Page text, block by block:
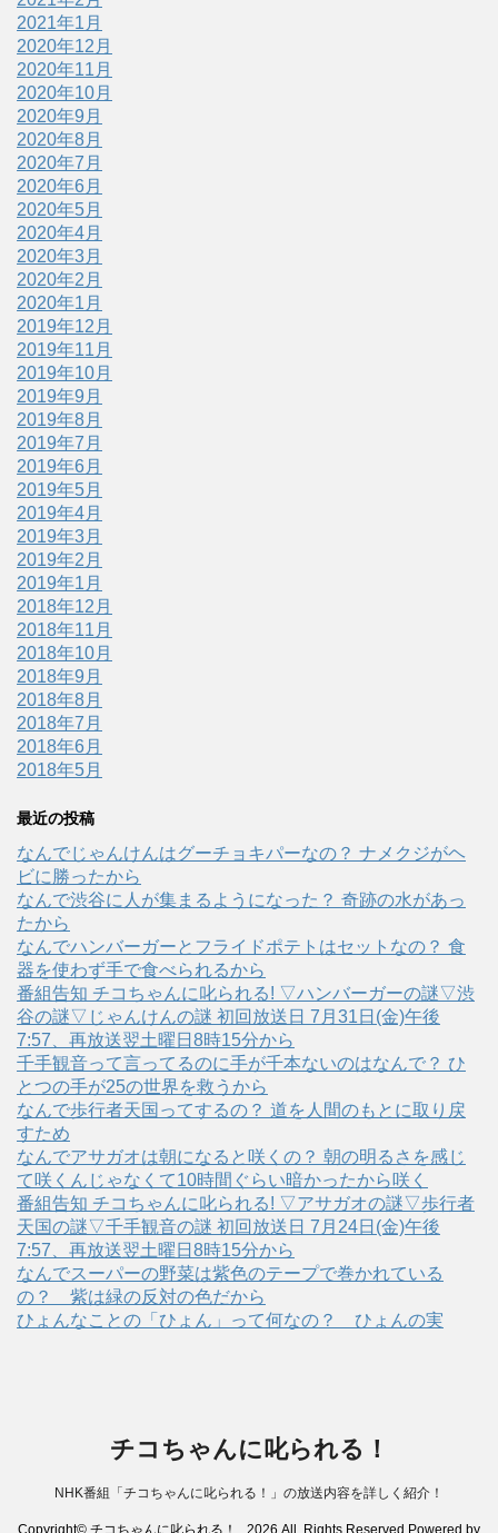
2021年1月
2020年12月
2020年11月
2020年10月
2020年9月
2020年8月
2020年7月
2020年6月
2020年5月
2020年4月
2020年3月
2020年2月
2020年1月
2019年12月
2019年11月
2019年10月
2019年9月
2019年8月
2019年7月
2019年6月
2019年5月
2019年4月
2019年3月
2019年2月
2019年1月
2018年12月
2018年11月
2018年10月
2018年9月
2018年8月
2018年7月
2018年6月
2018年5月
最近の投稿
なんでじゃんけんはグーチョキパーなの？ ナメクジがヘ
ビに勝ったから
なんで渋谷に人が集まるようになった？ 奇跡の水があっ
たから
なんでハンバーガーとフライドポテトはセットなの？ 食
器を使わず手で食べられるから
番組告知 チコちゃんに叱られる! ▽ハンバーガーの謎▽渋
谷の謎▽じゃんけんの謎 初回放送日 7月31日(金)午後
7:57、再放送翌土曜日8時15分から
千手観音って言ってるのに手が千本ないのはなんで？ ひ
とつの手が25の世界を救うから
なんで歩行者天国ってするの？ 道を人間のもとに取り戻
すため
なんでアサガオは朝になると咲くの？ 朝の明るさを感じ
て咲くんじゃなくて10時間ぐらい暗かったから咲く
番組告知 チコちゃんに叱られる! ▽アサガオの謎▽歩行者
天国の謎▽千手観音の謎 初回放送日 7月24日(金)午後
7:57、再放送翌土曜日8時15分から
なんでスーパーの野菜は紫色のテープで巻かれている
の？ 紫は緑の反対の色だから
ひょんなことの「ひょん」って何なの？ ひょんの実
チコちゃんに叱られる！
NHK番組「チコちゃんに叱られる！」の放送内容を詳しく紹介！
Copyright© チコちゃんに叱られる！ , 2026 All Rights Reserved Powered by